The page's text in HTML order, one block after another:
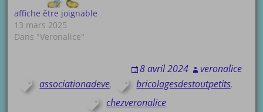
affiche être joignable
13 mars 2025
Dans "Veronalice"
8 avril 2024
veronalice
associationadeve, bricolagesdestoutpetits,
chezveronalice